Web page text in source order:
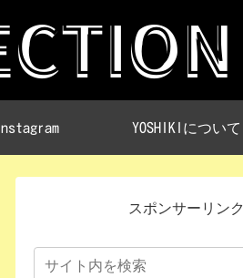
Instagram YOSHIKIについて
スポンサーリンク